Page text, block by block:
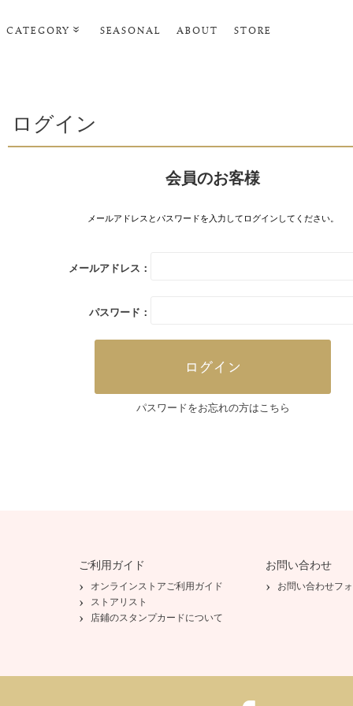
CATEGORY SEASONAL ABOUT STORE
ポーチ･トラベルグッズ
タオル・ヘアバンド
ログイン
会員のお客様
メールアドレスとパスワードを入力してログインしてください。
メールアドレス：
パスワード：
パスワードをお忘れの方はこちら
ご利用ガイド
オンラインストアご利用ガイド
ストアリスト
店鋪のスタンプカードについて
お問い合わせ
お問い合わせフ